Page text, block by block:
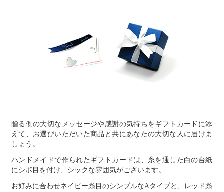
贈る側の大切なメッセージや感謝の気持ちをギフトカードに添
えて、お選びいただいた商品と共にあなたの大切な人に届けま
しょう。
ハンドメイドで作られたギフトカードは、糸を通した白の台紙
にシボ目を付け、シックな雰囲気がございます。
お好みに合わせネイビー糸目のシンプルなAタイプと、レッド糸